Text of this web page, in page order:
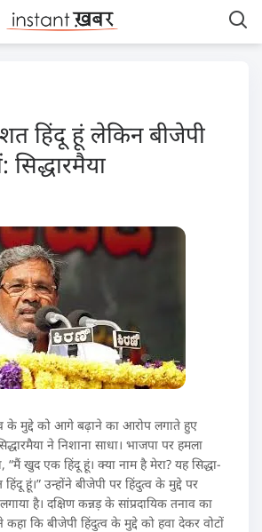
हिंदू हूं लेकिन बीजेपी
सिद्धारमैया
के मुद्दे को आगे बढ़ाने का आरोप लगाते हुए
ने निशाना साधा। भाजपा पर हमला
खुद एक हिंदू हूं। क्या नाम है मेरा? यह सिद्धा-
हूं।” उन्होंने बीजेपी पर हिंदुत्व के मुद्दे पर
है। दक्षिण कन्नड़ के सांप्रदायिक तनाव का
कि बीजेपी हिंदुत्व के मुद्दे को हवा देकर वोटों